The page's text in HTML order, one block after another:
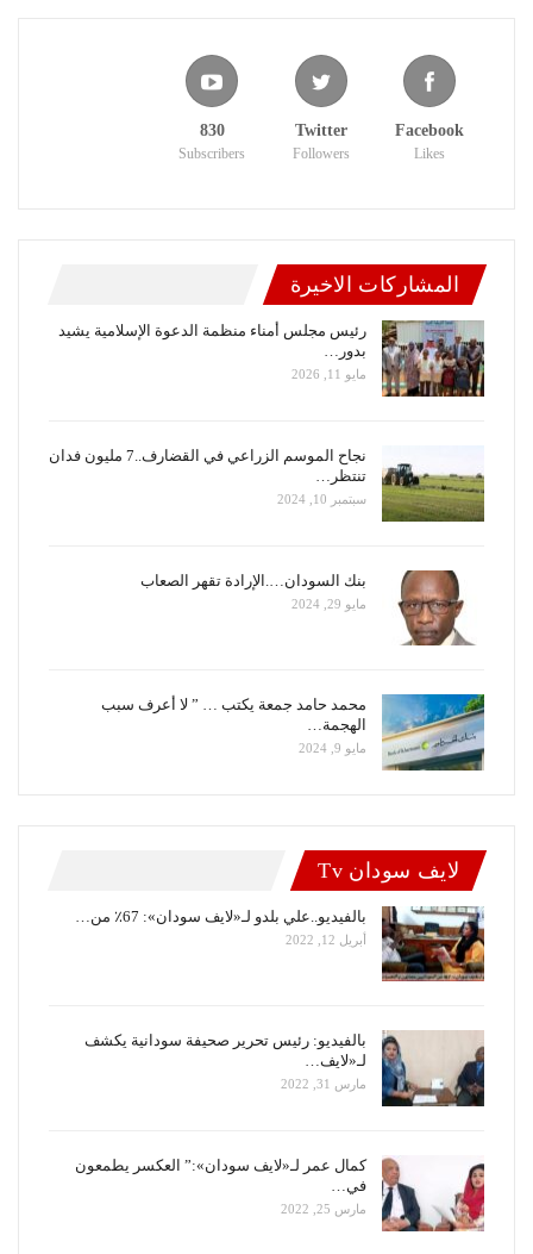
Facebook
Likes
Twitter
Followers
830
Subscribers
المشاركات الاخيرة
رئيس مجلس أمناء منظمة الدعوة الإسلامية يشيد
بدور…
مايو 11, 2026
نجاح الموسم الزراعي في القضارف..7 مليون فدان
تنتظر…
سبتمبر 10, 2024
بنك السودان….الإرادة تقهر الصعاب
مايو 29, 2024
محمد حامد جمعة يكتب … ” لا أعرف سبب
الهجمة…
مايو 9, 2024
لايف سودان Tv
بالفيديو..علي بلدو لـ«لايف سودان»: 67٪ من…
أبريل 12, 2022
بالفيديو: رئيس تحرير صحيفة سودانية يكشف
لـ«لايف…
مارس 31, 2022
كمال عمر لـ«لايف سودان»:” العكسر يطمعون
في…
مارس 25, 2022